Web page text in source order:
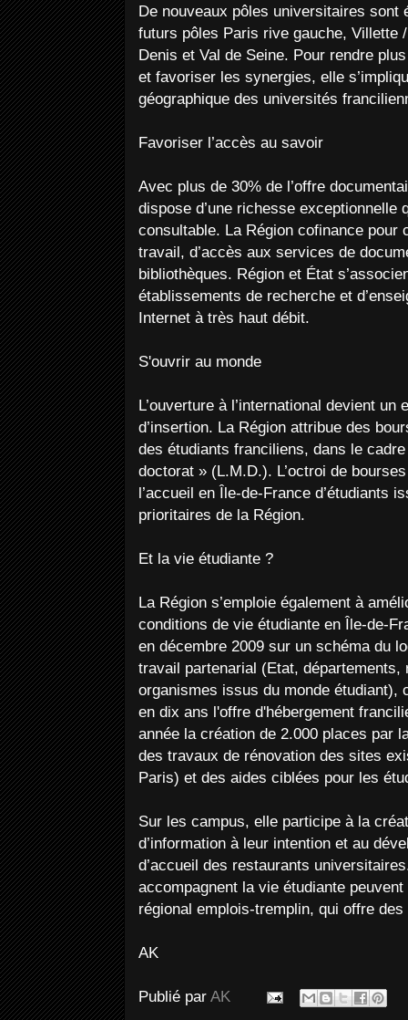
De nouveaux pôles universitaires sont
futurs pôles Paris rive gauche, Villette
Denis et Val de Seine. Pour rendre
et favoriser les synergies, elle
géographique des universités
Favoriser l’accès au savoir
Avec plus de 30% de l’offre
dispose d’une richesse exceptionnelle
consultable. La Région cofinance pour
travail, d’accès aux services de
bibliothèques. Région et État
établissements de recherche et
Internet à très haut débit.
S'ouvrir au monde
L’ouverture à l’international devient
d’insertion. La Région attribue des
des étudiants franciliens, dans le
doctorat » (L.M.D.). L’octroi de
l’accueil en Île-de-France d’étudiants
prioritaires de la Région.
Et la vie étudiante ?
La Région s’emploie également à
conditions de vie étudiante en Île-de-
en décembre 2009 sur un schéma du
travail partenarial (Etat,
organismes issus du monde étudiant),
en dix ans l'offre d'hébergement
année la création de 2.000 places par
des travaux de rénovation des sites
Paris) et des aides ciblées pour les
Sur les campus, elle participe à la
d’information à leur intention et au
d’accueil des restaurants
accompagnent la vie étudiante
régional emplois-tremplin, qui offre des
AK
Publié par AK